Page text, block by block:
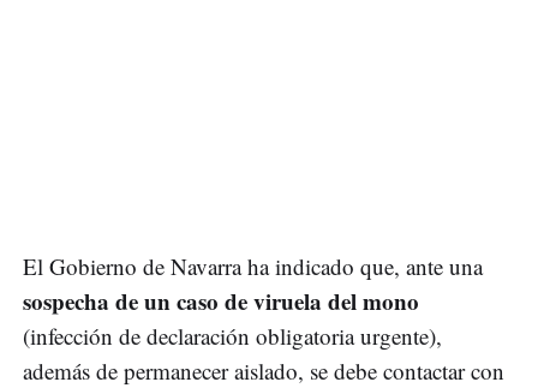
El Gobierno de Navarra ha indicado que, ante una
sospecha de un caso de viruela del mono
(infección de declaración obligatoria urgente),
además de permanecer aislado, se debe contactar con